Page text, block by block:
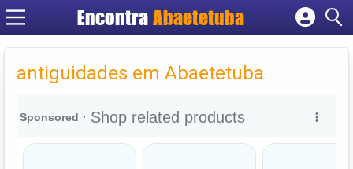
Encontra Abaetetuba
Cadastrar empresa
Criar conta
antiguidades em Abaetetuba